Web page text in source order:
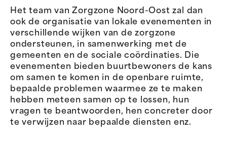
Het team van Zorgzone Noord-Oost zal dan
ook de organisatie van lokale evenementen in
verschillende wijken van de zorgzone
ondersteunen, in samenwerking met de
gemeenten en de sociale coördinaties. Die
evenementen bieden buurtbewoners de kans
om samen te komen in de openbare ruimte,
bepaalde problemen waarmee ze te maken
hebben meteen samen op te lossen, hun
vragen te beantwoorden, hen concreter door
te verwijzen naar bepaalde diensten enz.